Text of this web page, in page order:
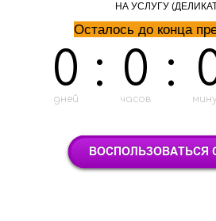
НА УСЛУГУ
Осталось до конца
0
дней
: 0
часов
: